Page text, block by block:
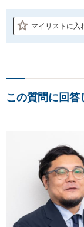
マイリストに入
この質問に回答